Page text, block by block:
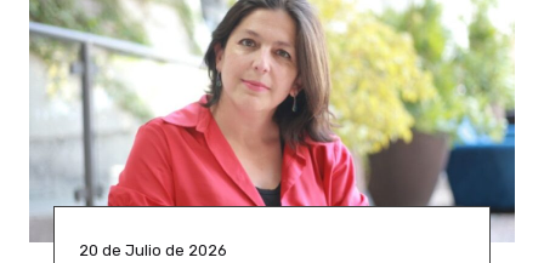
20 de Julio de 2026